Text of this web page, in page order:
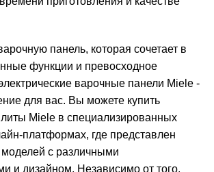
панель, которая сочетает в
функции и превосходное
варочные панели Miele -
для вас. Вы можете купить
Miele в специализированных
платформах, где представлен
с различными
и дизайном. Независимо от того,